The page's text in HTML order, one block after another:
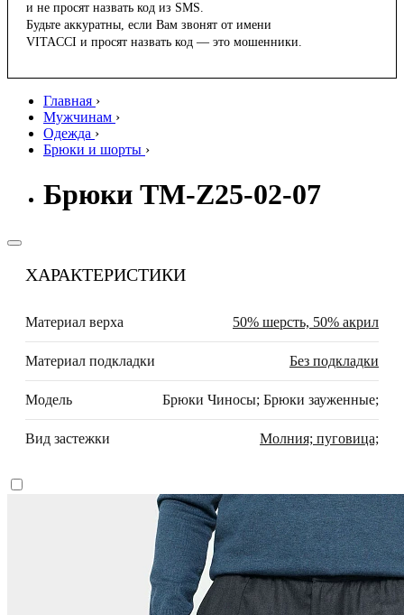
и не просят назвать код из SMS.
Будьте аккуратны, если Вам звонят от имени
VITACCI и просят назвать код — это мошенники.
Главная ›
Мужчинам ›
Одежда ›
Брюки и шорты ›
Брюки TM-Z25-02-07
ХАРАКТЕРИСТИКИ
Материал верха 50% шерсть, 50% акрил
Материал подкладки Без подкладки
Модель Брюки Чиносы; Брюки зауженные;
Вид застежки Молния; пуговица;